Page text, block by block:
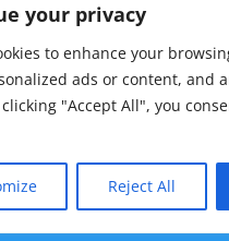
your privacy
to enhance your
ads or content, and
"Accept All", you
Reject All
Sva prava pridržana Grad Beli